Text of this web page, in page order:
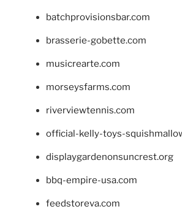
batchprovisionsbar.com
brasserie-gobette.com
musicrearte.com
morseysfarms.com
riverviewtennis.com
official-kelly-toys-
displaygardenonsuncrest.org
bbq-empire-usa.com
feedstoreva.com